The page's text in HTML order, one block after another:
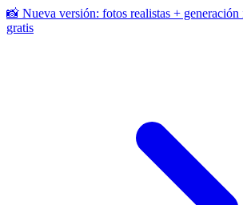
📸 Nueva versión: fotos realistas + generación
gratis